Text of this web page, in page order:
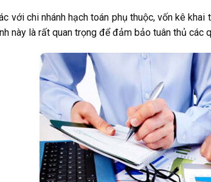
với chi nhánh hạch toán phụ thuộc, vốn kê
này là rất quan trọng để đảm bảo tuân thủ các